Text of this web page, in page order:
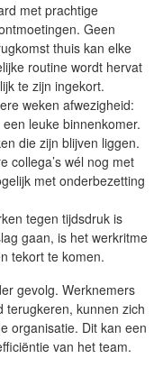
met prachtige
Geen
thuis kan elke
routine wordt hervat
te zijn ingekort.
weken afwezigheid:
leuke binnenkomer.
die zijn blijven liggen.
collega’s wél nog met
met onderbezetting
tegen tijdsdruk is
gaan, is het werkritme
tekort te komen.
gevolg. Werknemers
terugkeren, kunnen zich
organisatie. Dit kan een
van het team.